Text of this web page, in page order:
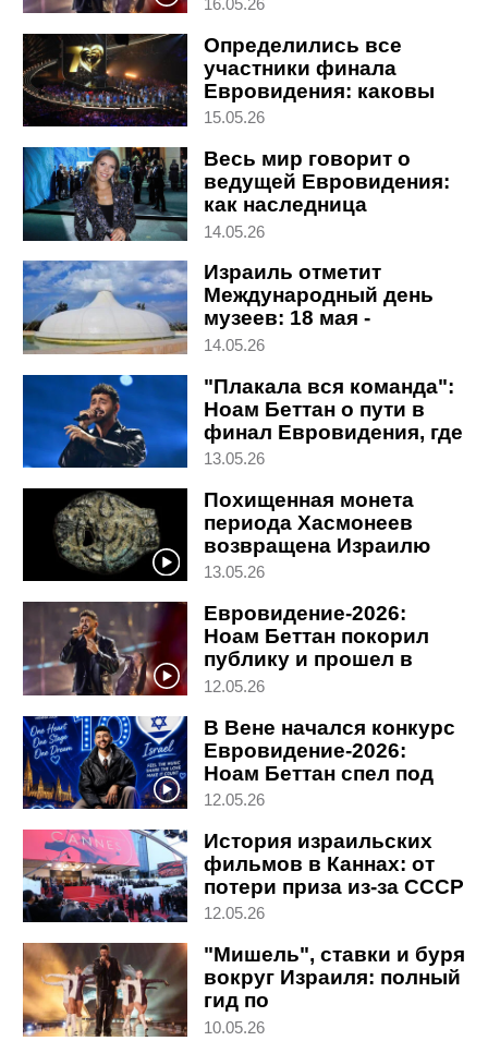
16.05.26
Определились все
участники финала
Евровидения: каковы
шансы Израиля на успех
15.05.26
Весь мир говорит о
ведущей Евровидения:
как наследница
Сваровских вышла к
14.05.26
Израиль отметит
Международный день
музеев: 18 мая -
бесплатный вход.
14.05.26
"Плакала вся команда":
Ноам Беттан о пути в
финал Евровидения, где
его увидят 120 млн
13.05.26
Похищенная монета
периода Хасмонеев
возвращена Израилю
13.05.26
Евровидение-2026:
Ноам Беттан покорил
публику и прошел в
финал
12.05.26
В Вене начался конкурс
Евровидение-2026:
Ноам Беттан спел под
крики публики
12.05.26
История израильских
фильмов в Каннах: от
потери приза из-за СССР
до ограбления на улице
12.05.26
"Мишель", ставки и буря
вокруг Израиля: полный
гид по
Евровидению-2026
10.05.26